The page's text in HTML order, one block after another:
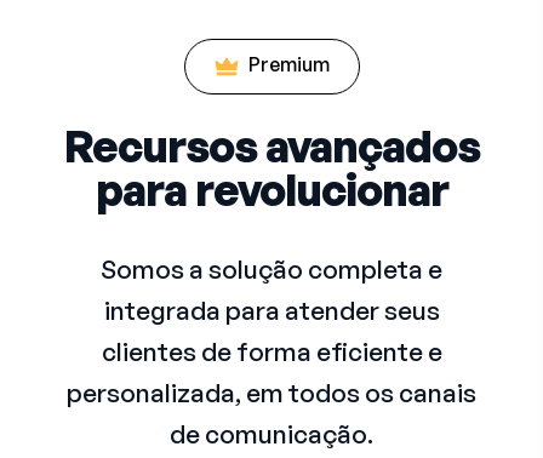
Premium
Recursos avançados
para revolucionar
Somos a solução completa e
integrada para atender seus
clientes de forma eficiente e
personalizada, em todos os canais
de comunicação.